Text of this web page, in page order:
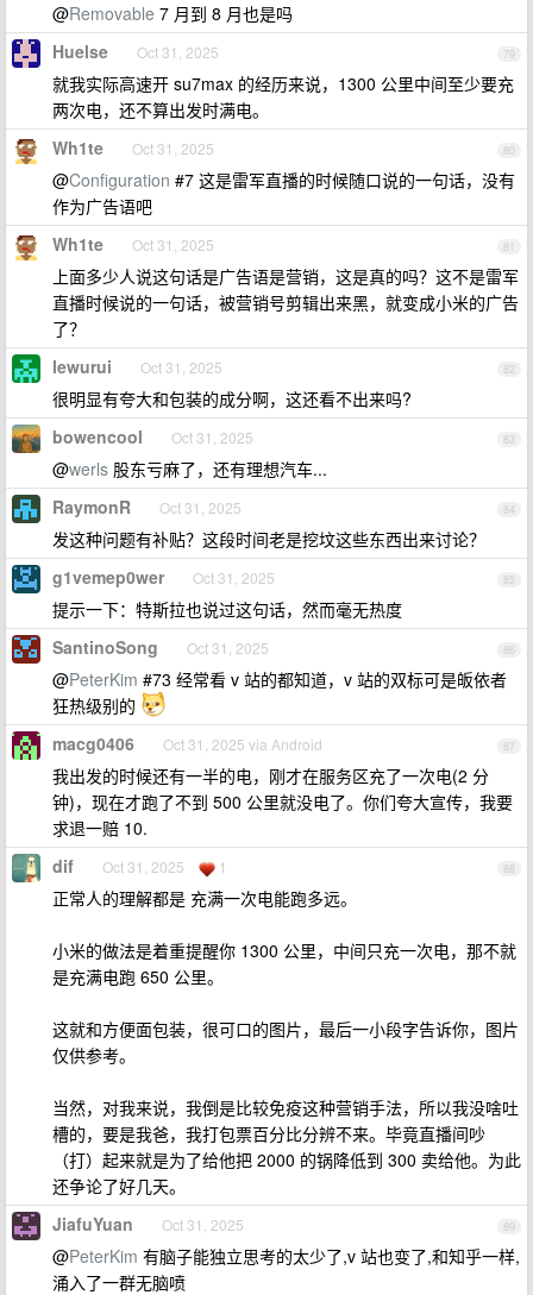
@Removable 7 月到 8 月也是吗
79
Huelse Oct 31, 2025
就我实际高速开 su7max 的经历来说，1300 公里中间至少要充
两次电，还不算出发时满电。
80
Wh1te Oct 31, 2025
@Configuration #7 这是雷军直播的时候随口说的一句话，没有
作为广告语吧
81
Wh1te Oct 31, 2025
上面多少人说这句话是广告语是营销，这是真的吗？这不是雷军
直播时候说的一句话，被营销号剪辑出来黑，就变成小米的广告
了？
82
lewurui Oct 31, 2025
很明显有夸大和包装的成分啊，这还看不出来吗?
83
bowencool Oct 31, 2025
@werls 股东亏麻了，还有理想汽车...
84
RaymonR Oct 31, 2025
发这种问题有补贴？这段时间老是挖坟这些东西出来讨论？
85
g1vemep0wer Oct 31, 2025
提示一下：特斯拉也说过这句话，然而毫无热度
86
SantinoSong Oct 31, 2025
@PeterKim #73 经常看 v 站的都知道，v 站的双标可是皈依者
狂热级别的
87
macg0406 Oct 31, 2025 via Android
我出发的时候还有一半的电，刚才在服务区充了一次电(2 分
钟)，现在才跑了不到 500 公里就没电了。你们夸大宣传，我要
求退一赔 10.
88
dif Oct 31, 2025 1
正常人的理解都是 充满一次电能跑多远。
小米的做法是着重提醒你 1300 公里，中间只充一次电，那不就
是充满电跑 650 公里。
这就和方便面包装，很可口的图片，最后一小段字告诉你，图片
仅供参考。
当然，对我来说，我倒是比较免疫这种营销手法，所以我没啥吐
槽的，要是我爸，我打包票百分比分辨不来。毕竟直播间吵
（打）起来就是为了给他把 2000 的锅降低到 300 卖给他。为此
还争论了好几天。
89
JiafuYuan Oct 31, 2025
@PeterKim 有脑子能独立思考的太少了,v 站也变了,和知乎一样,
涌入了一群无脑喷